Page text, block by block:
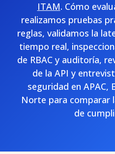
ITAM. Cómo
realizamos pruebas
reglas, validamos la
tiempo real,
de RBAC y auditoría,
de la API y
seguridad en APAC,
Norte para comparar
de